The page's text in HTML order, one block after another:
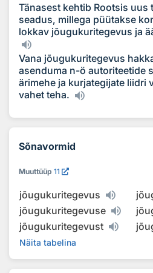
Tänasest kehtib Rootsis uus
seadus, millega püütakse
lokkav jõugukuritegevus ja
Vana jõugukuritegevus
asenduma n-ö autoriteetide
ärimehe ja kurjategijate liidri
vahet teha.
Sõnavormid
Muuttüüp 11
jõugukuritegevus
jõugukuritegevuse
jõugukuritegevust
Näita tabelina